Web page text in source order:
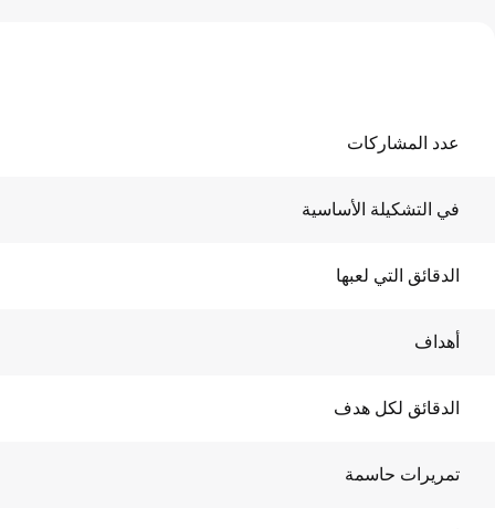
عدد المشاركات
في التشكيلة الأساسية
الدقائق التي لعبها
أهداف
الدقائق لكل هدف
تمريرات حاسمة